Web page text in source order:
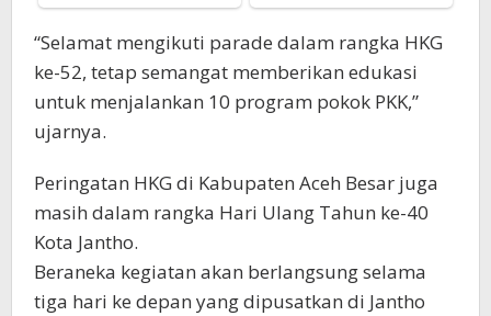
“Selamat mengikuti parade dalam rangka HKG
ke-52, tetap semangat memberikan edukasi
untuk menjalankan 10 program pokok PKK,”
ujarnya.
Peringatan HKG di Kabupaten Aceh Besar juga
masih dalam rangka Hari Ulang Tahun ke-40
Kota Jantho.
Beraneka kegiatan akan berlangsung selama
tiga hari ke depan yang dipusatkan di Jantho